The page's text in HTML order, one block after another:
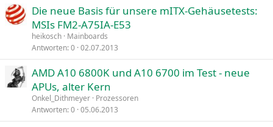
Die neue Basis für unsere mITX-Gehäusetests:
MSIs FM2-A75IA-E53
heikosch Mainboards
Antworten 0 02.07.2013
AMD A10 6800K und A10 6700 im Test - neue
APUs, alter Kern
Onkel_Dithmeyer Prozessoren
Antworten 0 05.06.2013